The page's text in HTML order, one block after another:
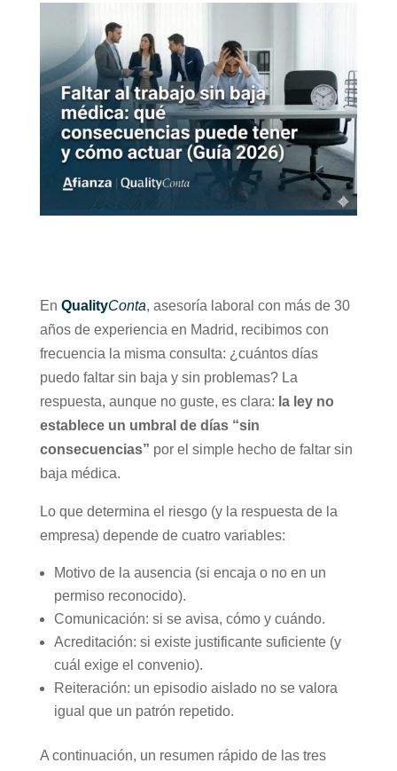
En QualityConta, asesoría laboral con más de 30
años de experiencia en Madrid, recibimos con
frecuencia la misma consulta: ¿cuántos días
puedo faltar sin baja y sin problemas? La
respuesta, aunque no guste, es clara: la ley no
establece un umbral de días “sin
consecuencias” por el simple hecho de faltar sin
baja médica.
Lo que determina el riesgo (y la respuesta de la
empresa) depende de cuatro variables:
Motivo de la ausencia (si encaja o no en un
permiso reconocido).
Comunicación: si se avisa, cómo y cuándo.
Acreditación: si existe justificante suficiente (y
cuál exige el convenio).
Reiteración: un episodio aislado no se valora
igual que un patrón repetido.
A continuación, un resumen rápido de las tres